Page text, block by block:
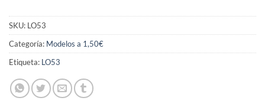
SKU: LO53
Categoría: Modelos a 1,50€
Etiqueta: LO53